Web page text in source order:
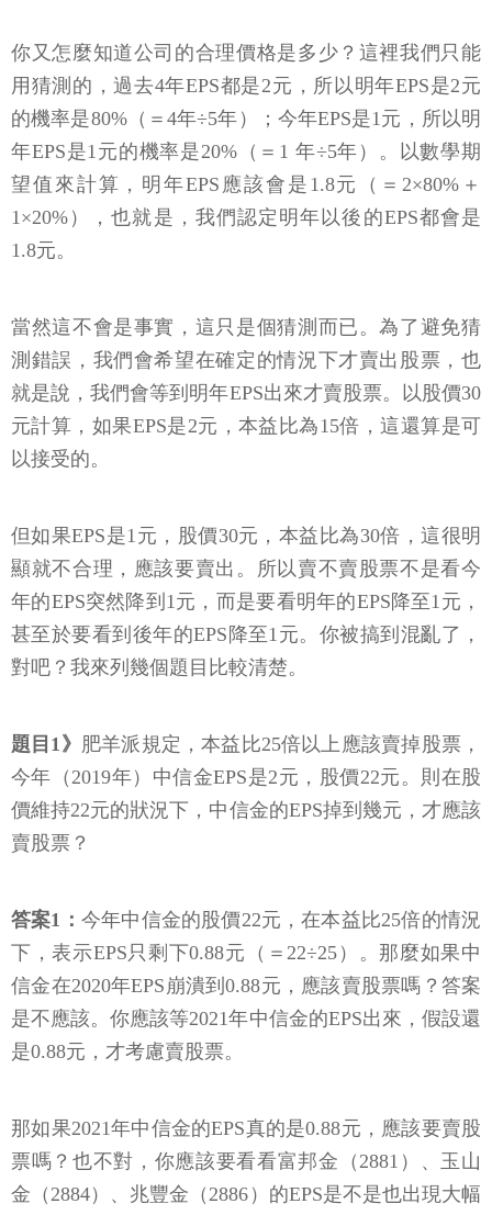
你又怎麼知道公司的合理價格是多少？這裡我們只能
用猜測的，過去4年EPS都是2元，所以明年EPS是2元
的機率是80%（＝4年÷5年）；今年EPS是1元，所以明
年EPS是1元的機率是20%（＝1 年÷5年）。以數學期
望值來計算，明年EPS應該會是1.8元（＝2×80%＋
1×20%），也就是，我們認定明年以後的EPS都會是
1.8元。
當然這不會是事實，這只是個猜測而已。為了避免猜
測錯誤，我們會希望在確定的情況下才賣出股票，也
就是說，我們會等到明年EPS出來才賣股票。以股價30
元計算，如果EPS是2元，本益比為15倍，這還算是可
以接受的。
但如果EPS是1元，股價30元，本益比為30倍，這很明
顯就不合理，應該要賣出。所以賣不賣股票不是看今
年的EPS突然降到1元，而是要看明年的EPS降至1元，
甚至於要看到後年的EPS降至1元。你被搞到混亂了，
對吧？我來列幾個題目比較清楚。
題目1》 肥羊派規定，本益比25倍以上應該賣掉股票，
今年（2019年）中信金EPS是2元，股價22元。則在股
價維持22元的狀況下，中信金的EPS掉到幾元，才應該
賣股票？
答案1： 今年中信金的股價22元，在本益比25倍的情況
下，表示EPS只剩下0.88元（＝22÷25）。那麼如果中
信金在2020年EPS崩潰到0.88元，應該賣股票嗎？答案
是不應該。你應該等2021年中信金的EPS出來，假設還
是0.88元，才考慮賣股票。
那如果2021年中信金的EPS真的是0.88元，應該要賣股
票嗎？也不對，你應該要看看富邦金（2881）、玉山
金（2884）、兆豐金（2886）的EPS是不是也出現大幅